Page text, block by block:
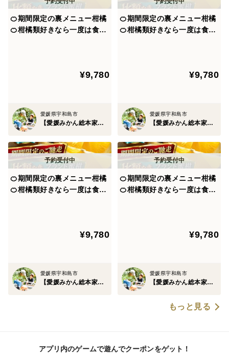
けですから圧倒的な実力を誇ります。
先代から積み上げてきた200年ものノウハウを享受した
職人技術は現代では非常に希少な技術。
その文化遺産ともいえる技術から紡ぎ出されたみかんは
まさに最高傑作。
ル】
まさに日本一の名にふさわしい大自然と匠が織りなす最
🍊期間限定の裏メニュー柑橘
🍊柑橘類好きなら一度は食べ
お得な大容量約3kg【5月下
¥9,780
愛媛県宇和島市
【愛媛みかん総本家】山内ファーム崖上の宇和島ブランド
🍊期間限定の裏メニュー柑橘
🍊柑橘類好きなら一度は食べ
ド☆お得な大容量約3kg【家
¥9,780
愛媛県宇和島市
【愛媛みかん総本家】山内ファーム崖上の宇和島ブランド
🍊期間限定の裏メニュー柑橘
🍊柑橘類好きなら一度は食べ
お得な大容量約3kg【5月上
¥9,780
愛媛県宇和島市
【愛媛みかん総本家】山内ファーム崖上の宇和島ブランド
🍊期間限定の裏メニュー柑橘
🍊柑橘類好きなら一度は食べ
お得な大容量約3kg【家庭
¥9,780
愛媛県宇和島市
【愛媛みかん総本家】山内ファーム崖上の宇和島ブランド
もっと見る
アプリ内のゲームで遊んでクーポンをゲット！